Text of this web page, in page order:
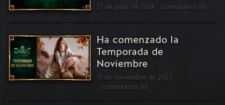
27 de junio de 2024 comentarios (0)
Ha comenzado la
Temporada de
Noviembre
15 de noviembre de 2023
comentarios (0)